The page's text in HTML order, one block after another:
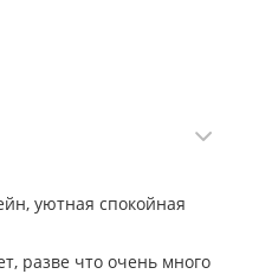
уютная спокойная
разве что очень много